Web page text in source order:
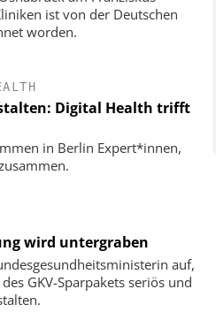
ist von der Deutschen
worden.
Digital Health trifft
in Berlin Expert*innen,
wird untergraben
auf,
GKV-Sparpakets seriös und